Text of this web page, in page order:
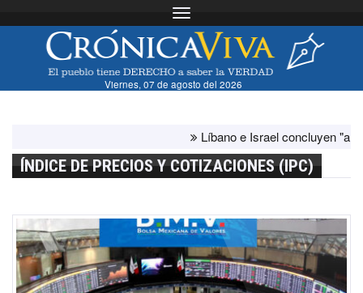
Toggle navigation
Viernes, 07 de agosto del 2026
Líbano e Israel concluyen "antes
ÍNDICE DE PRECIOS Y COTIZACIONES (IPC)